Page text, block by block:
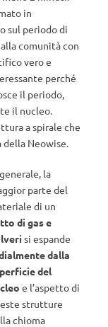
in
sul periodo di
comunità con
vero e
perché
il periodo,
il nucleo.
a spirale che
Neowise.
la
parte del
di un
di gas e
si espande
dalla
del
e l’aspetto di
strutture
chioma